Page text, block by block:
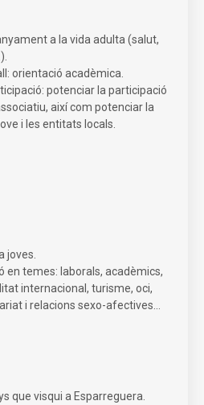
a la vida adulta (salut,
orientació acadèmica.
potenciar la participació
així com potenciar la
i les entitats locals.
joves.
en temes: laborals, acadèmics,
internacional, turisme, oci,
i relacions sexo-afectives…
que visqui a Esparreguera.